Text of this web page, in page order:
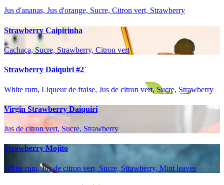
Jus d'ananas, Jus d'orange, Sucre, Citron vert, Strawberry
Strawberry Caipirinha
Cachaça, Sucre, Strawberry, Citron vert
Strawberry Daiquiri #2`
White rum, Liqueur de fraise, Jus de citron vert, Sucre, Strawberry
Virgin Strawberry Daiquiri
Jus de citron vert, Sucre, Strawberry
Strawberry Mojito
White rum, Jus de citron vert, Sucre, Strawberry, Mint leaves